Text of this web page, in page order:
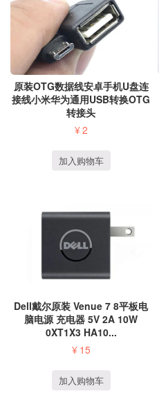
原装OTG数据线安卓手机U盘连
接线小米华为通用USB转换OTG
转接头
¥2
加入购物车
Dell戴尔原装 Venue 7 8平板电
脑电源 充电器 5V 2A 10W
0XT1X3 HA10...
¥ 15
加入购物车